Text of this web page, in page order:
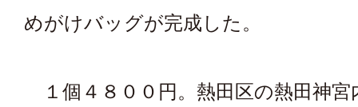
めがけバッグが完成した。
１個４８００円。熱田区の熱田神宮